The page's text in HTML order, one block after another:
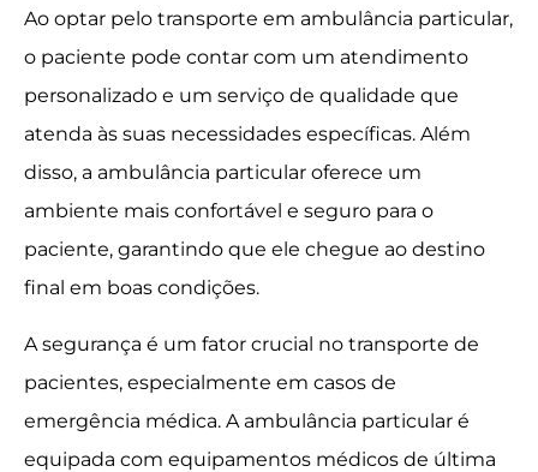
Ao optar pelo transporte em ambulância particular,
o paciente pode contar com um atendimento
personalizado e um serviço de qualidade que
atenda às suas necessidades específicas. Além
disso, a ambulância particular oferece um
ambiente mais confortável e seguro para o
paciente, garantindo que ele chegue ao destino
final em boas condições.
A segurança é um fator crucial no transporte de
pacientes, especialmente em casos de
emergência médica. A ambulância particular é
equipada com equipamentos médicos de última